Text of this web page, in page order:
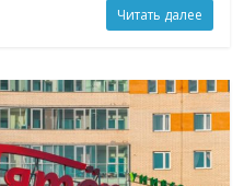
Читать далее